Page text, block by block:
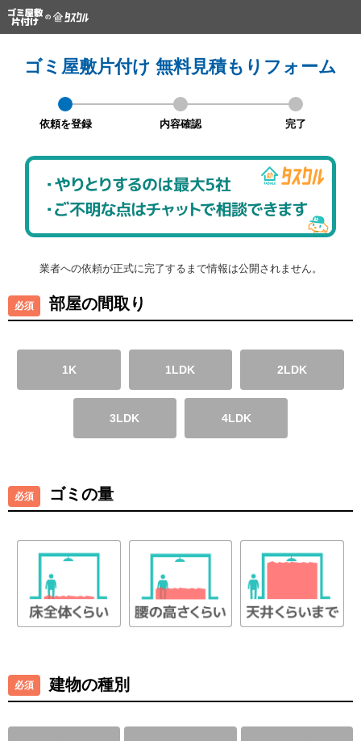
ゴミ屋敷片付け 無料見積もりフォーム
依頼を登録 内容確認 完了
業者への依頼が正式に完了するまで情報は公開されません。
部屋の間取り
1K 1LDK 2LDK
3LDK 4LDK
ゴミの量
建物の種別